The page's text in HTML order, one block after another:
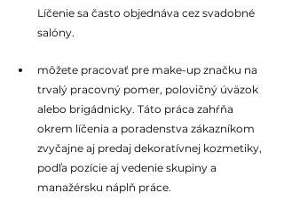
Líčenie sa často objednáva cez svadobné
salóny.
môžete pracovať pre make-up značku na
trvalý pracovný pomer, polovičný úväzok
alebo brigádnicky. Táto práca zahŕňa
okrem líčenia a poradenstva zákazníkom
zvyčajne aj predaj dekoratívnej kozmetiky,
podľa pozície aj vedenie skupiny a
manažérsku náplň práce.